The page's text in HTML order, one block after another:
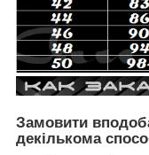
Замовити
декількома